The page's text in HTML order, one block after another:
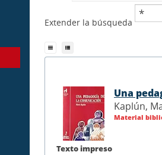
Extender la búsqueda
Texto impreso
Una
Kaplún,
Material